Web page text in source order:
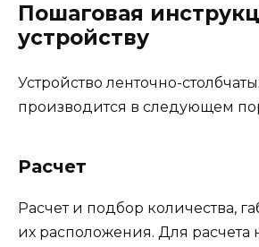
Пошаговая
устройству
Устройство ленточно-
производится в следующем
Расчет
Расчет и подбор количества,
их расположения. Для расчета